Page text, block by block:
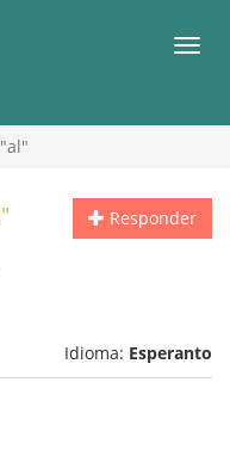
Responder
Idioma: Esperanto